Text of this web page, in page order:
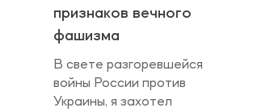
признаков вечного
фашизма
В свете разгоревшейся
войны России против
Украины, я захотел